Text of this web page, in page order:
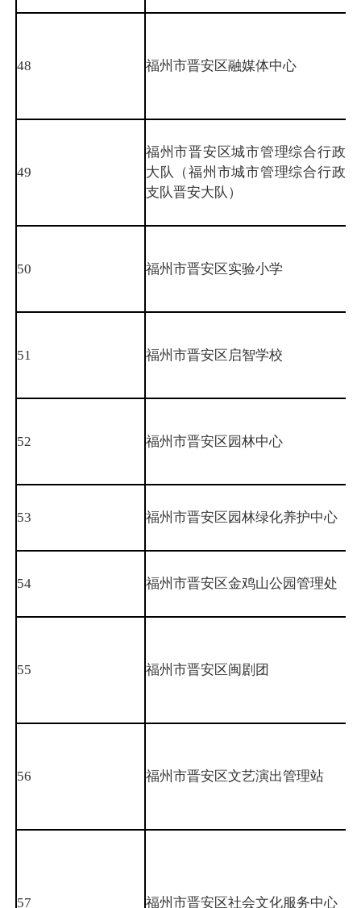
48 福州市晋安区融媒体中心
49
福州市晋安区城市管理综合行政
大队（福州市城市管理综合行政
支队晋安大队）
50 福州市晋安区实验小学
51 福州市晋安区启智学校
52 福州市晋安区园林中心
53 福州市晋安区园林绿化养护中心
54 福州市晋安区金鸡山公园管理处
55 福州市晋安区闽剧团
56 福州市晋安区文艺演出管理站
57 福州市晋安区社会文化服务中心